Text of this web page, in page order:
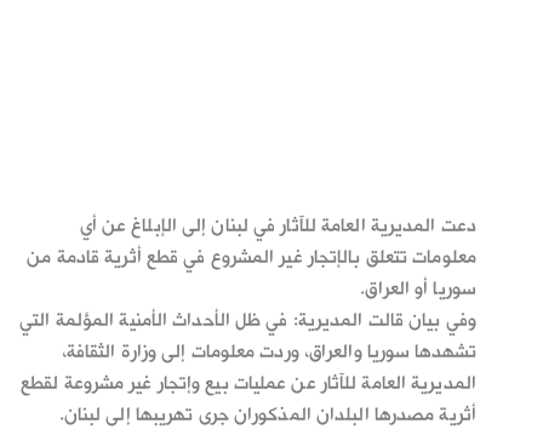
دعت المديرية العامة للآثار في لبنان إلى الإبلاغ عن أي
معلومات تتعلق بالإتجار غير المشروع في قطع أثرية قادمة من
سوريا أو العراق.
وفي بيان قالت المديرية: في ظل الأحداث الأمنية المؤلمة التي
تشهدها سوريا والعراق، وردت معلومات إلى وزارة الثقافة،
المديرية العامة للآثار عن عمليات بيع وإتجار غير مشروعة لقطع
أثرية مصدرها البلدان المذكوران جرى تهريبها إلى لبنان.